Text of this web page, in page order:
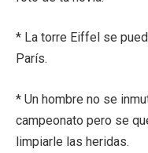
* La torre Eiffel se
París.
* Un hombre no se
campeonato pero se
limpiarle las heridas.